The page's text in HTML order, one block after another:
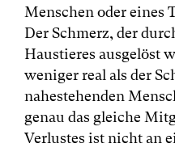
Menschen oder eines
Der Schmerz, der
Haustieres ausgelöst
weniger real als der
nahestehenden
genau das gleiche
Verlustes ist nicht an